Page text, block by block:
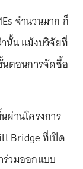
จำนวนมาก ก็
นั้น แม้งบวิจัยที่
นตอนการจัดซื้อ
ผ่านโครงการ
Bridge ที่เปิด
ร่วมออกแบบ